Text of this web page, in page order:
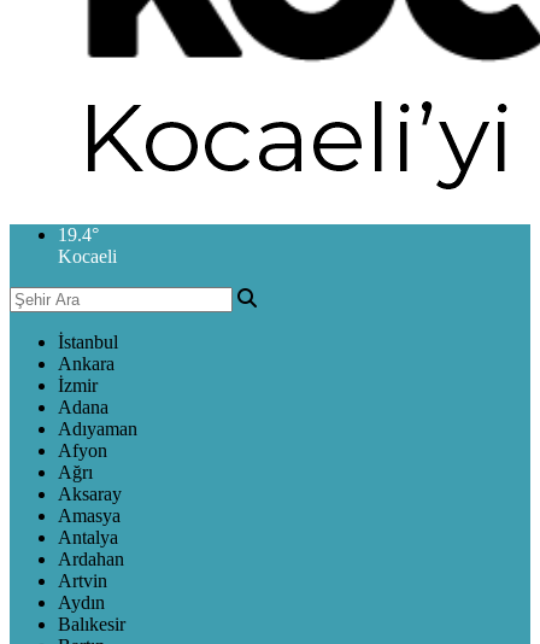
19.4°
Kocaeli
İstanbul
Ankara
İzmir
Adana
Adıyaman
Afyon
Ağrı
Aksaray
Amasya
Antalya
Ardahan
Artvin
Aydın
Balıkesir